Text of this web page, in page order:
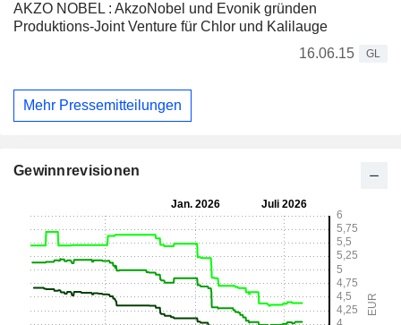
AKZO NOBEL : AkzoNobel und Evonik gründen
Produktions-Joint Venture für Chlor und Kalilauge
16.06.15
GL
Mehr Pressemitteilungen
Gewinnrevisionen